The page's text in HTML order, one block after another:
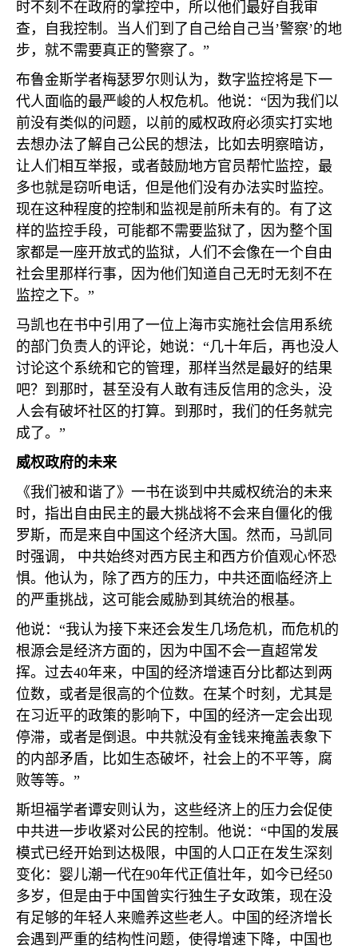
时不刻不在政府的掌控中，所以他们最好自我审
查，自我控制。当人们到了自己给自己当’警察’的地
步，就不需要真正的警察了。”
布鲁金斯学者梅瑟罗尔则认为，数字监控将是下一
代人面临的最严峻的人权危机。他说：“因为我们以
前没有类似的问题，以前的威权政府必须实打实地
去想办法了解自己公民的想法，比如去明察暗访，
让人们相互举报，或者鼓励地方官员帮忙监控，最
多也就是窃听电话，但是他们没有办法实时监控。
现在这种程度的控制和监视是前所未有的。有了这
样的监控手段，可能都不需要监狱了，因为整个国
家都是一座开放式的监狱，人们不会像在一个自由
社会里那样行事，因为他们知道自己无时无刻不在
监控之下。”
马凯也在书中引用了一位上海市实施社会信用系统
的部门负责人的评论，她说：“几十年后，再也没人
讨论这个系统和它的管理，那样当然是最好的结果
吧？到那时，甚至没有人敢有违反信用的念头，没
人会有破坏社区的打算。到那时，我们的任务就完
成了。”
威权政府的未来
《我们被和谐了》一书在谈到中共威权统治的未来
时，指出自由民主的最大挑战将不会来自僵化的俄
罗斯，而是来自中国这个经济大国。然而，马凯同
时强调， 中共始终对西方民主和西方价值观心怀恐
惧。他认为，除了西方的压力，中共还面临经济上
的严重挑战，这可能会威胁到其统治的根基。
他说：“我认为接下来还会发生几场危机，而危机的
根源会是经济方面的，因为中国不会一直超常发
挥。过去40年来，中国的经济增速百分比都达到两
位数，或者是很高的个位数。在某个时刻，尤其是
在习近平的政策的影响下，中国的经济一定会出现
停滞，或者是倒退。中共就没有金钱来掩盖表象下
的内部矛盾，比如生态破坏，社会上的不平等，腐
败等等。”
斯坦福学者谭安则认为，这些经济上的压力会促使
中共进一步收紧对公民的控制。他说：“中国的发展
模式已经开始到达极限，中国的人口正在发生深刻
变化：婴儿潮一代在90年代正值壮年，如今已经50
多岁，但是由于中国曾实行独生子女政策，现在没
有足够的年轻人来赡养这些老人。中国的经济增长
会遇到严重的结构性问题，使得增速下降，中国也